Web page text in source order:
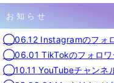
お知らせ
◯06.12 Instagramのフォロ
◯06.01 TikTokのフォロワ
◯10.11 YouTubeチャンネ